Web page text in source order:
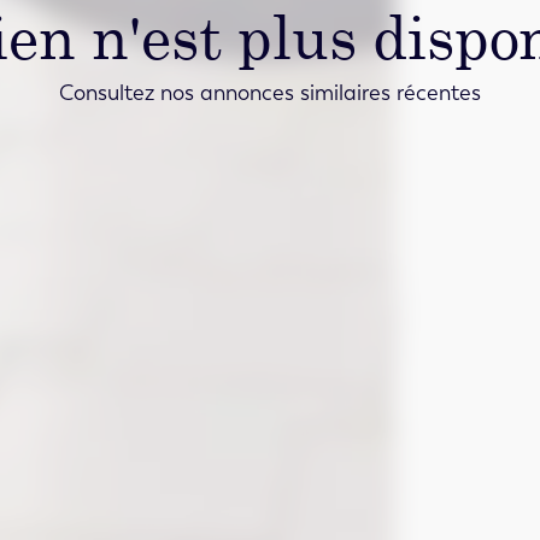
n'est plus
Consultez nos annonces similaires récentes